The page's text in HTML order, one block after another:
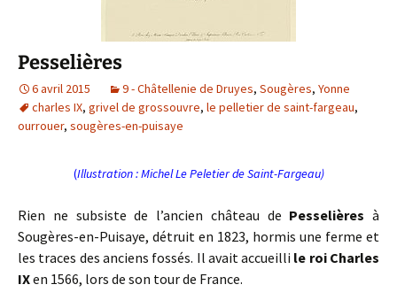
Pesselières
6 avril 2015 9 - Châtellenie de Druyes, Sougères, Yonne
charles IX, grivel de grossouvre, le pelletier de saint-fargeau,
ourrouer, sougères-en-puisaye
(Illustration : Michel Le Peletier de Saint-Fargeau)
Rien ne subsiste de l’ancien château de Pesselières à
Sougères-en-Puisaye, détruit en 1823, hormis une ferme et
les traces des anciens fossés. Il avait accueilli le roi Charles
IXen 1566, lors de son tour de France.